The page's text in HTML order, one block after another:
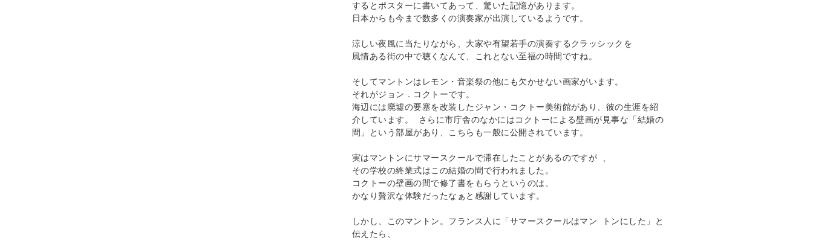
するとポスターに書いてあって、驚いた記憶があります。
日本からも今まで数多くの演奏家が出演しているようです。
涼しい夜風に当たりながら、大家や有望若手の演奏するクラッシックを
風情ある街の中で聴くなんて、これとない至福の時間ですね。
そしてマントンはレモン・音楽祭の他にも欠かせない画家がいます。
それがジョン．コクトーです。
海辺には廃墟の要塞を改装したジャン・コクトー美術館があり、彼の生涯を紹
介しています。 さらに市庁舎のなかにはコクトーによる壁画が見事な「結婚の
間」という部屋があり、こちらも一般に公開されています。
実はマントンにサマースクールで滞在したことがあるのですが 、
その学校の終業式はこの結婚の間で行われました。
コクトーの壁画の間で修了書をもらうというのは、
かなり贅沢な体験だったなぁと感謝しています。
しかし、このマントン。フランス人に「サマースクールはマン トンにした」と
伝えたら、